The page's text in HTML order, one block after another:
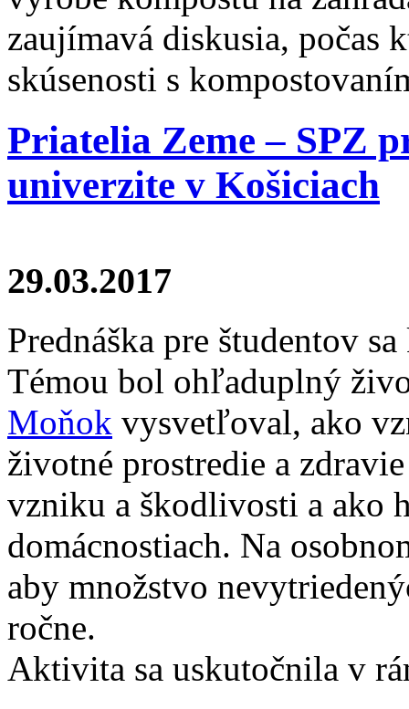
zaujímavá diskusia, počas
skúsenosti s
Priatelia Zeme – SPZ
univerzite v Košiciach
29.03.2017
Prednáška pre študentov
Témou bol ohľaduplný
Moňok vysvetľoval, ako
životné prostredie a
vzniku a škodlivosti a ako
domácnostiach. Na
aby množstvo
ročne.
Aktivita sa uskutočnila v